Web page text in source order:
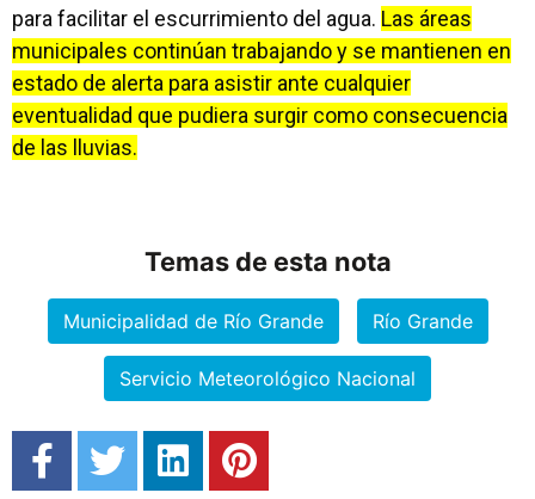
para facilitar el escurrimiento del agua. Las áreas
municipales continúan trabajando y se mantienen en
estado de alerta para asistir ante cualquier
eventualidad que pudiera surgir como consecuencia
de las lluvias.
Temas de esta nota
Municipalidad de Río Grande Río Grande
Servicio Meteorológico Nacional